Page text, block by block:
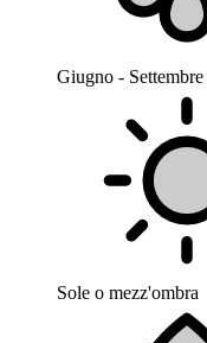
Giugno - Settembre
Sole o mezz'ombra